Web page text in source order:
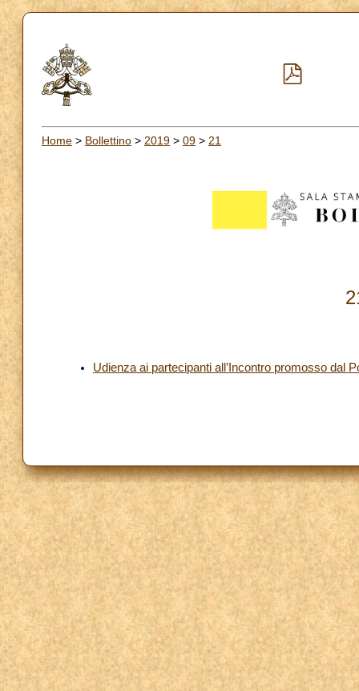
Home > Bollettino > 2019 > 09 > 21
Udienza ai partecipanti all’Incontro promosso dal